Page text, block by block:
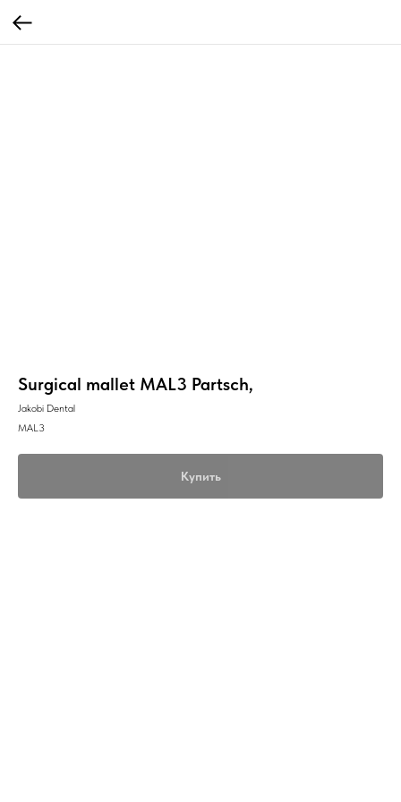
Surgical mallet MAL3 Partsch,
Jakobi Dental
MAL3
Купить